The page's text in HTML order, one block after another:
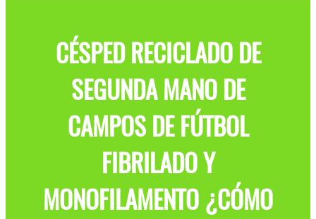
CÉSPED RECICLADO DE
SEGUNDA MANO DE
CAMPOS DE FÚTBOL
FIBRILADO Y
MONOFILAMENTO ¿CÓMO